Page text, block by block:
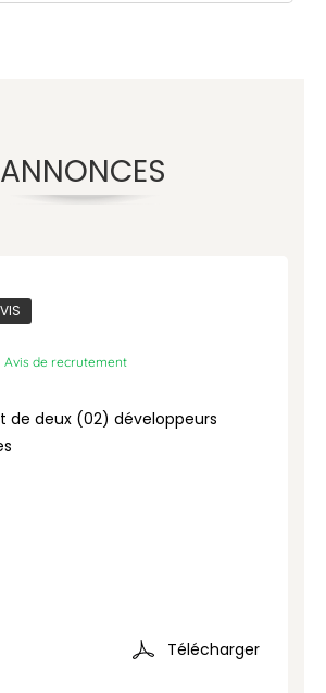
ANNONCES
Avis de recrutement
de deux (02) développeurs
Télécharger